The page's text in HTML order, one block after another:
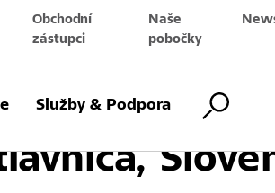
Obchodní
zástupci
Naše
pobočky
Služby & Podpora